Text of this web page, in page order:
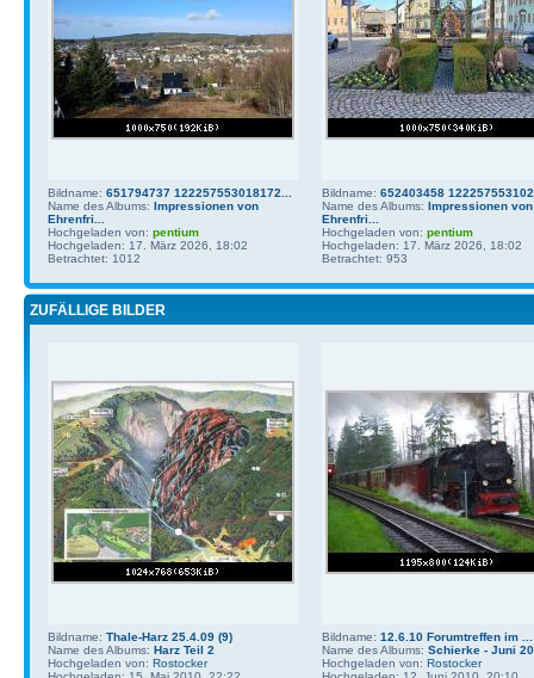
Bildname: 651794737 122257553018172...
Name des Albums: Impressionen von
Ehrenfri...
Hochgeladen von: pentium
Hochgeladen: 17. März 2026, 18:02
Betrachtet: 1012
Bildname: 652403458
Name des Albums: Impressionen von
Ehrenfri...
Hochgeladen von: pentium
Hochgeladen: 17. März 2026, 18:02
Betrachtet: 953
ZUFÄLLIGE BILDER
Bildname: Thale-Harz 25.4.09 (9)
Name des Albums: Harz Teil 2
Hochgeladen von: Rostocker
Bildname: 12.6.10 Forumtreffen im ...
Name des Albums: Schierke - Juni
Hochgeladen von: Rostocker